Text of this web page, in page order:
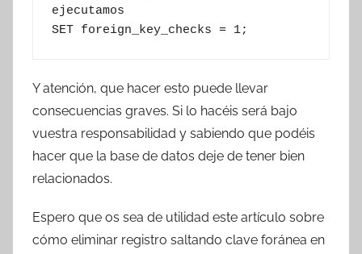
ejecutamos
SET foreign_key_checks = 1;
Y atención, que hacer esto puede llevar
consecuencias graves. Si lo hacéis será bajo
vuestra responsabilidad y sabiendo que podéis
hacer que la base de datos deje de tener bien
relacionados.
Espero que os sea de utilidad este artículo sobre
cómo eliminar registro saltando clave foránea en